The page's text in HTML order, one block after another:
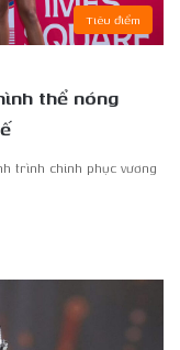
Tiêu điểm
thể nóng
trình chinh phục vương